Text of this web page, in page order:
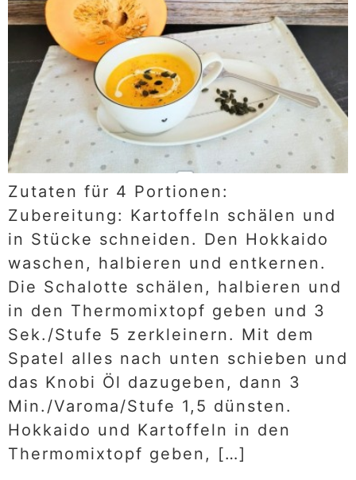
Zutaten für 4 Portionen:
Zubereitung: Kartoffeln schälen und
in Stücke schneiden. Den Hokkaido
waschen, halbieren und entkernen.
Die Schalotte schälen, halbieren und
in den Thermomixtopf geben und 3
Sek./Stufe 5 zerkleinern. Mit dem
Spatel alles nach unten schieben und
das Knobi Öl dazugeben, dann 3
Min./Varoma/Stufe 1,5 dünsten.
Hokkaido und Kartoffeln in den
Thermomixtopf geben, […]